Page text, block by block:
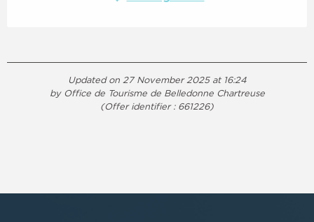
Updated on 27 November 2025 at 16:24
by Office de Tourisme de Belledonne Chartreuse
(Offer identifier : 661226)